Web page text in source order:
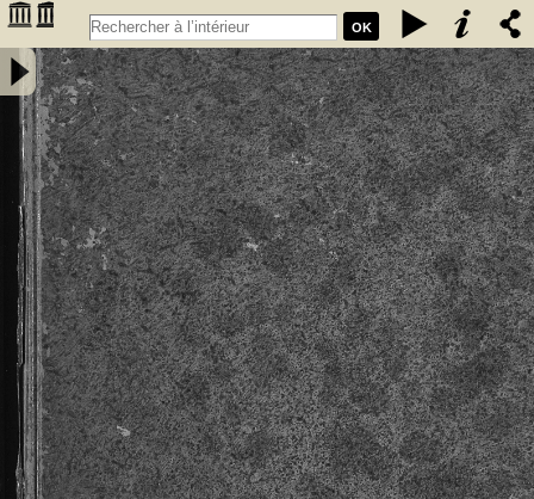
OK
Privilèges, franchises, et libertés, sous lesquels sont régis &
gouvernez les bourgeois, manans & habitans de la ville,... de
Cadillac, à eux concedez & ratifiez successivement. Par messires
Jean de Grailli, Pierre de Grailli, Archambaut comte de Foix, Gaston
de Foix ... années 1280. 1315. 1366. 1400. 1494. 1495. & 1517 -